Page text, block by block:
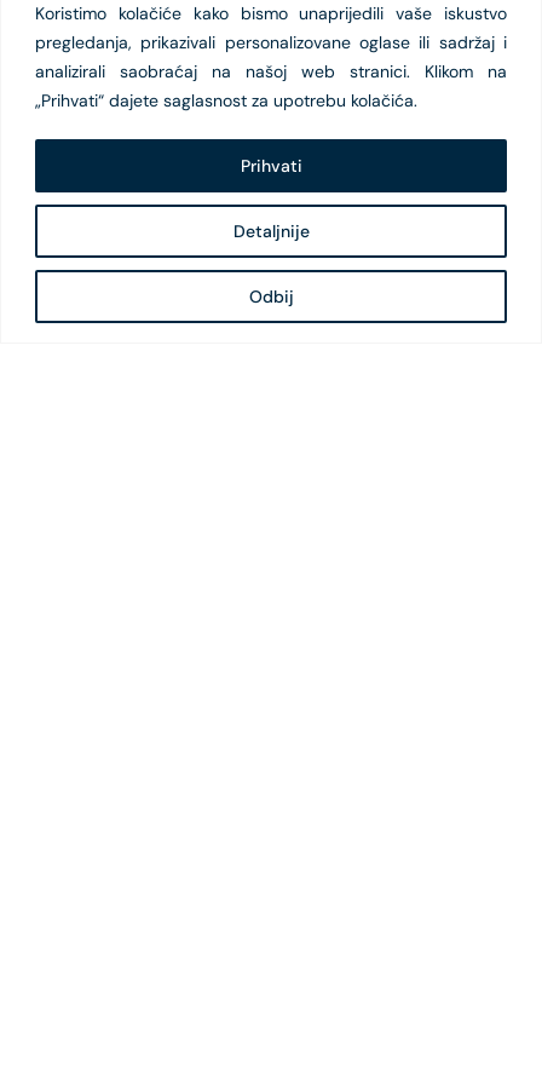
Koristimo kolačiće kako bismo unaprijedili vaše iskustvo
pregledanja, prikazivali personalizovane oglase ili sadržaj i
analizirali saobraćaj na našoj web stranici. Klikom na
„Prihvati“ dajete saglasnost za upotrebu kolačića.
Detaljnije
Odbij
Prihvati